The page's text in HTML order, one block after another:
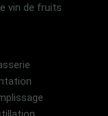
vin de fruits